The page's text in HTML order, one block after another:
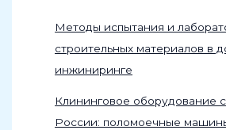
Методы испытания и
строительных материалов в
инжиниринге
Клининговое оборудование
России: поломоечные